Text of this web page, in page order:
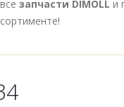
запчасти DIMOLL и